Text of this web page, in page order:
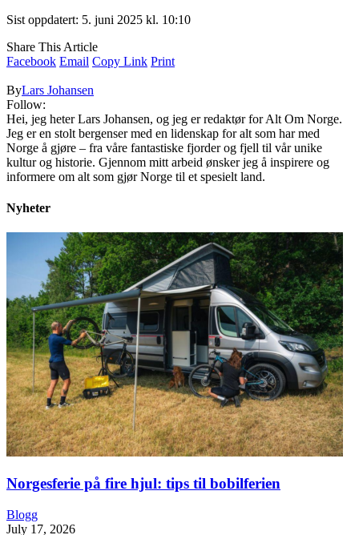
Sist oppdatert: 5. juni 2025 kl. 10:10
Share This Article
Facebook Email Copy Link Print
ByLars Johansen
Follow:
Hei, jeg heter Lars Johansen, og jeg er redaktør for Alt Om Norge.
Jeg er en stolt bergenser med en lidenskap for alt som har med
Norge å gjøre – fra våre fantastiske fjorder og fjell til vår unike
kultur og historie. Gjennom mitt arbeid ønsker jeg å inspirere og
informere om alt som gjør Norge til et spesielt land.
Nyheter
Norgesferie på fire hjul: tips til bobilferien
Blogg
July 17, 2026